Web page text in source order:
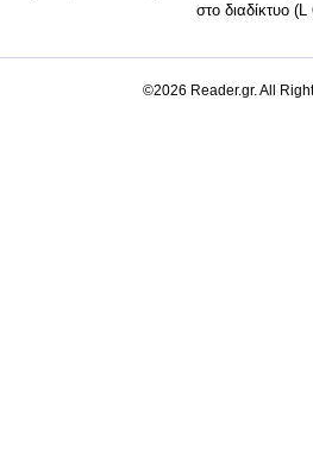
στο διαδίκτυο (L
©2026 Reader.gr. All